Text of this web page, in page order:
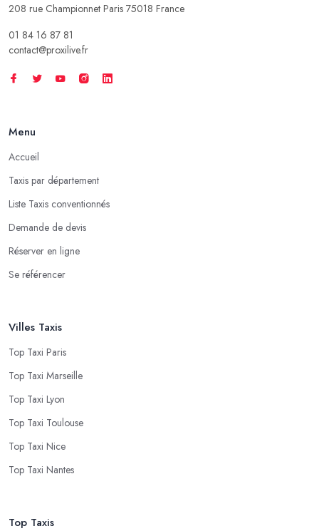
208 rue Championnet Paris 75018 France
01 84 16 87 81
contact@proxilive.fr
Menu
Accueil
Taxis par département
Liste Taxis conventionnés
Demande de devis
Réserver en ligne
Se référencer
Villes Taxis
Top Taxi Paris
Top Taxi Marseille
Top Taxi Lyon
Top Taxi Toulouse
Top Taxi Nice
Top Taxi Nantes
Top Taxis